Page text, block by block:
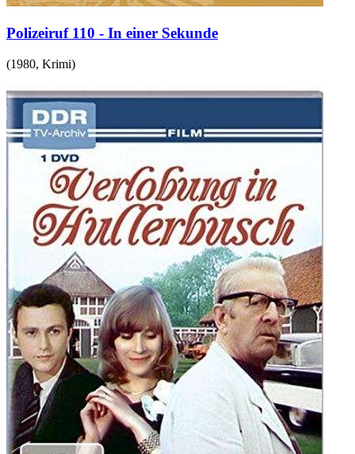
Polizeiruf 110 - In einer Sekunde
(1980, Krimi)